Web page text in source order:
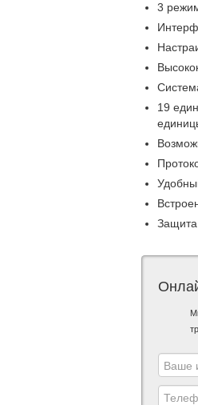
3
19
Защита